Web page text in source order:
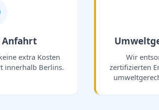
Anfahrt
extra Kosten
innerhalb Berlins.
Wir
zertifizierten